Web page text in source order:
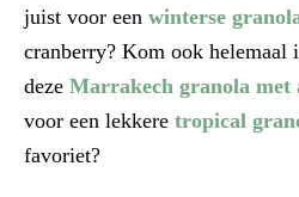
juist voor een winterse
cranberry? Kom ook helemaal
deze Marrakech granola met
voor een lekkere tropical
favoriet?